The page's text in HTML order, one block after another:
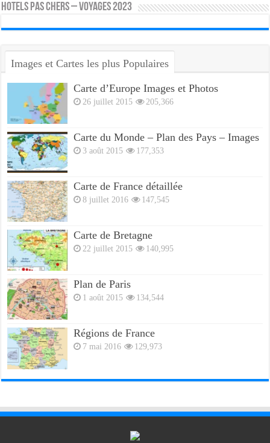
HOTELS PAS CHERS – VOYAGES 2023
Images et Cartes les plus Populaires
Carte d’Europe Images et Photos
26 juillet 2015 205,366
Carte du Monde – Plan des Pays – Images
3 août 2015 177,353
Carte de France détaillée
8 juillet 2016 147,545
Carte de Bretagne
22 juillet 2015 140,995
Plan de Paris
1 août 2015 134,544
Régions de France
7 mai 2016 129,973